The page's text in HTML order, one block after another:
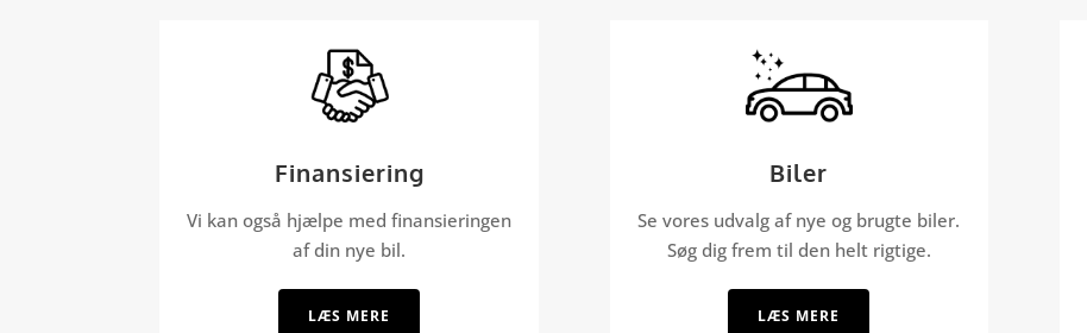
Finansiering
Vi kan også hjælpe med finansieringen
af din nye bil.
LÆS MERE
Biler
Se vores udvalg af nye og brugte biler.
Søg dig frem til den helt rigtige.
LÆS MERE